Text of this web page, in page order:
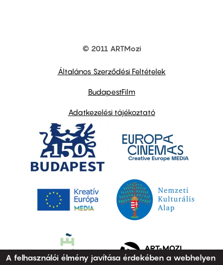
© 2011 ARTMozi
Általános Szerződési Feltételek
BudapestFilm
Adatkezelési tájékoztató
A felhasználói élmény javítása érdekében a webhelyen